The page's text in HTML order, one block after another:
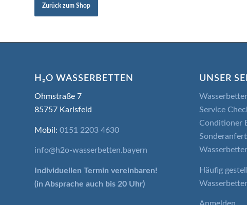
Zurück zum Shop
H₂O WASSERBETTEN
Ohmstraße 7
85757 Karlsfeld
Mobil: 0151 2203 4630
info@h2o-wasserbetten.bayern
Individuellen Termin vereinbaren!
(in Absprache auch bis 20 Uhr)
UNSER
Service
Conditioner
Häufig